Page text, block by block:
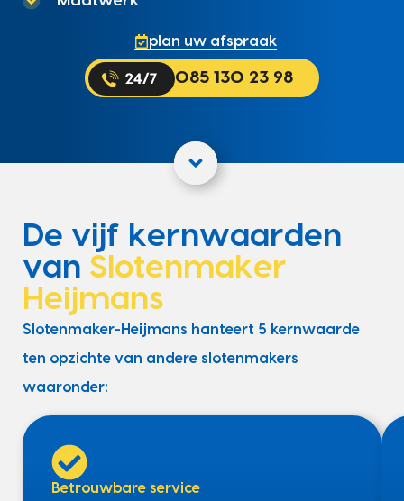
plan uw afspraak
085 130 23 98
De vijf kernwaarden
van Slotenmaker
Heijmans
Slotenmaker-Heijmans hanteert 5 kernwaarde
ten opzichte van andere slotenmakers
waaronder:
Betrouwbare service